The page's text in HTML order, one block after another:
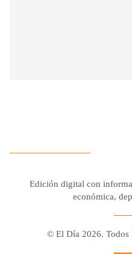
Edición digital con
económica,
© El Día 2026. Todos